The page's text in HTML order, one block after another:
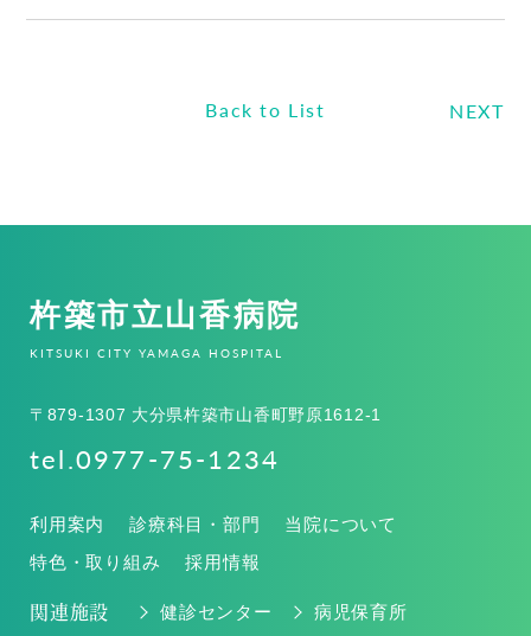
Back to List NEXT
杵築市立山香病院
KITSUKI CITY YAMAGA HOSPITAL
〒879-1307 大分県杵築市山香町野原1612-1
tel.0977-75-1234
利用案内 診療科目・部門
当院について
特色・取り組み
採用情報
関連施設 健診センター 病児保育所